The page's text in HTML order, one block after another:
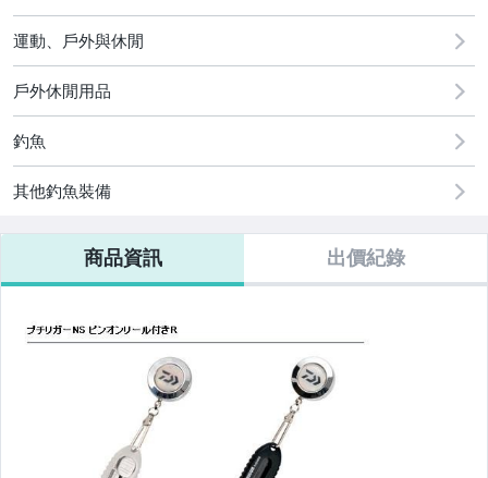
運動、戶外與休閒
戶外休閒用品
釣魚
其他釣魚裝備
商品資訊 出價紀錄